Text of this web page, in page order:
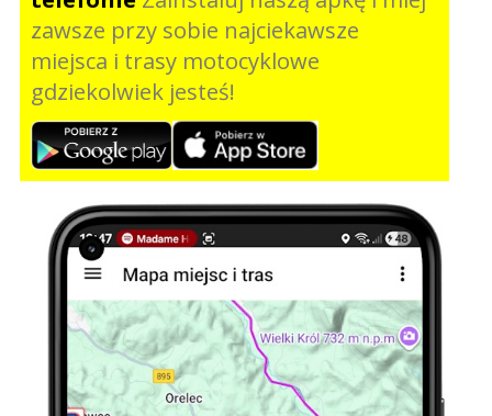
zawsze przy sobie najciekawsze
miejsca i trasy motocyklowe
gdziekolwiek jesteś!